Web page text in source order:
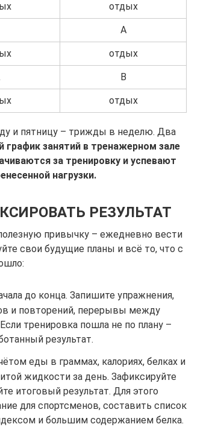
отдых
A
отдых
B
отдых
и пятницу – трижды в неделю. Два
график занятий в тренажерном зале
за тренировку и успевают
нагрузки.
РЕЗУЛЬТАТ
привычку – ежедневно вести
свои будущие планы и всё то, что с
до конца. Запишите упражнения,
и повторений, перерывы между
тренировка пошла не по плану –
результат.
еды в граммах, калориях, белках и
жидкости за день. Зафиксируйте
итоговый результат. Для этого
для спортсменов, составить список
и большим содержанием белка.